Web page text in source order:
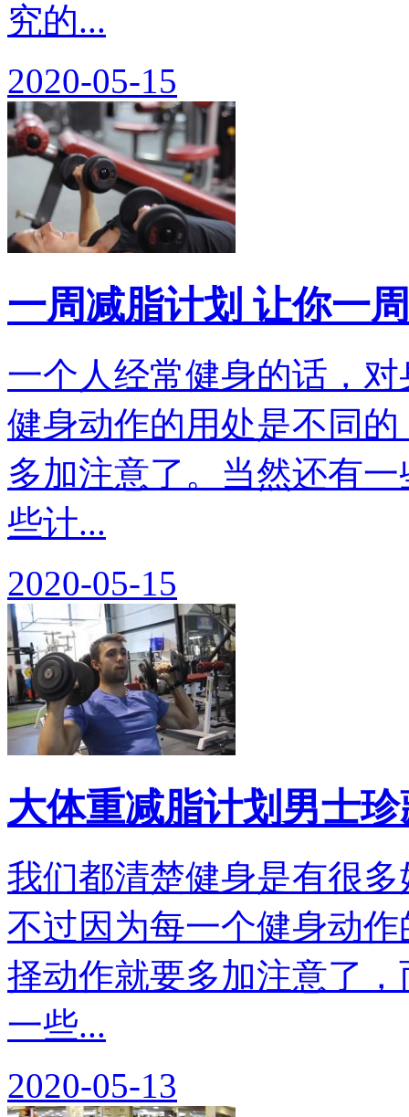
究的...
2020-05-15
一周减脂计划 让你一
一个人经常健身的话，
健身动作的用处是不同
多加注意了。当然还有
些计...
2020-05-15
大体重减脂计划男士
我们都清楚健身是有很
不过因为每一个健身动
择动作就要多加注意了
一些...
2020-05-13